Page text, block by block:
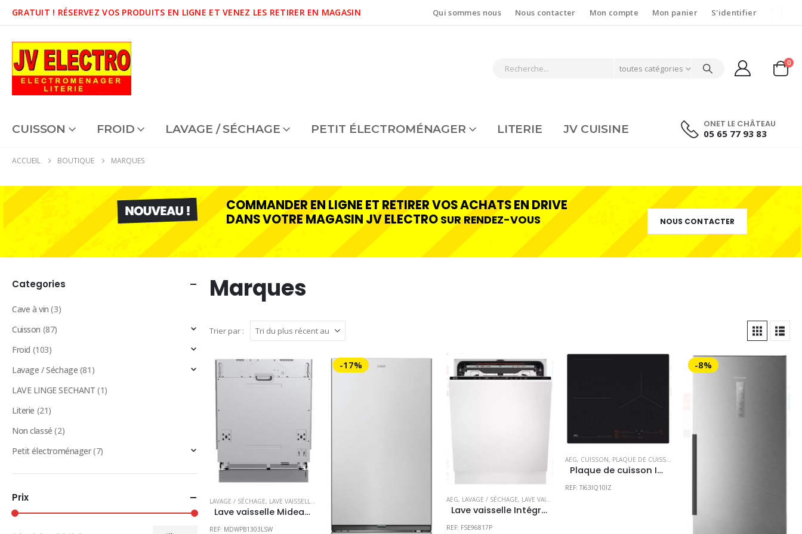
GRATUIT ! RÉSERVEZ VOS PRODUITS EN LIGNE ET VENEZ LES RETIRER EN MAGASIN Qui sommes nous Nous contacter Mon compte Mon panier S'identifier
toutes catégories
0
CUISSON FROID LAVAGE / SÉCHAGE PETIT ÉLECTROMÉNAGER LITERIE JV CUISINE ONET LE CHÂTEAU
05 65 77 93 83
ACCUEIL BOUTIQUE MARQUES
COMMANDER EN LIGNE ET RETIRER VOS ACHATS EN DRIVE
DANS VOTRE MAGASIN JV ELECTRO SUR RENDEZ-VOUS NOUS CONTACTER
Marques
Trier par :
LAVAGE / SÉCHAGE, LAVE VAISSELLE ENCASTRABLE
Lave vaisselle Midea Intégrable Exclu magasin, prix consultable en magasin
REF: MDWPB1303LSW
-17%
AEG, LAVAGE / SÉCHAGE, LAVE VAISSELLE ENCASTRABLE
Lave vaisselle Intégrable ComfortLift AEG – EXCLUSIVITE MAGASIN- PRIX CONSULTABLE EN MAGASIN
REF: FSE96817P
AEG, CUISSON, PLAQUE DE CUISSON
Plaque de cuisson Induction AEG verre SAPHIR MAT – EXCLUSIVITE MAGASIN- PRIX CONSULTABLE EN MAGASIN
REF: TI63IQ10IZ
-8%
Categories
Cave à vin (3)
Cuisson (87)
Froid (103)
Lavage / Séchage (81)
LAVE LINGE SECHANT (1)
Literie (21)
Non classé (2)
Petit électroménager(7)
Prix